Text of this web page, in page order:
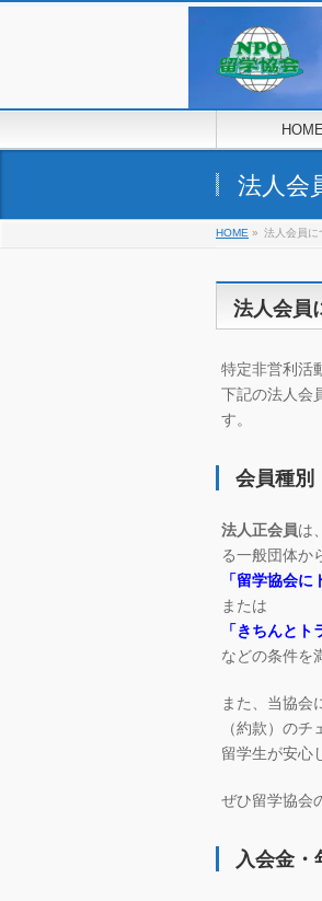
HOME
法人会
HOME » 法人会員に
法人会員
特定非営利活
下記の法人会
す。
会員種別
法人正会員は
る一般団体か
「留学協会
または
「きちんとト
などの条件を
また、当協会
（約款）のチ
留学生が安心
ぜひ留学協会
入会金・